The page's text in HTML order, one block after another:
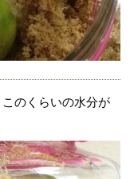
のくらいの水分が